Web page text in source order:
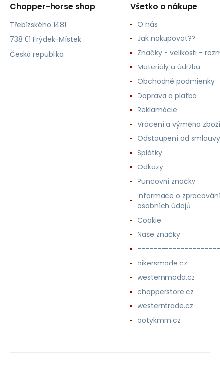
Chopper-horse shop
Třebízského 1481
738 01 Frýdek-Místek
Česká republika
Všetko o nákupe
O nás
Jak nakupovat??
Značky - velikosti -
Materiály a údržba
Obchodné podmienky
Doprava a platba
Reklamácie
Vrácení a výměna zboží
Odstoupení od smlouvy
Splátky
Odkazy
Puncovní značky
Informace o zpracování
osobních údajů
Cookie
Naše značky
bikersmode.cz
westernmoda.cz
chopperstore.cz
westerntrade.cz
botykmm.cz